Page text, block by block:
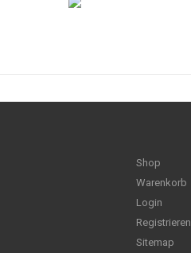
Shop
Warenkorb
Login
Registrieren
Sitemap